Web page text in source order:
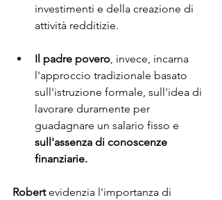
investimenti e della creazione di
attività redditizie.
Il padre povero, invece, incarna
l'approccio tradizionale basato
sull'istruzione formale, sull'idea di
lavorare duramente per
guadagnare un salario fisso e
sull'assenza di conoscenze
finanziarie.
Robert evidenzia l'importanza di